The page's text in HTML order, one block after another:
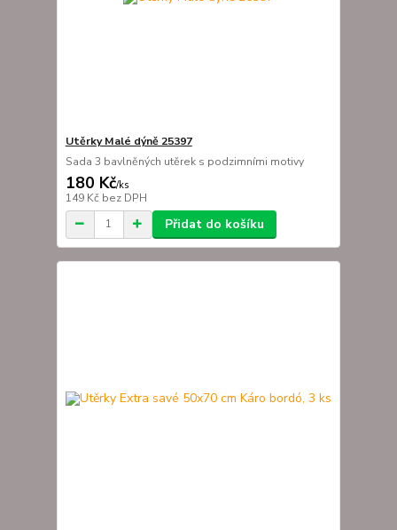
Utěrky Malé dýně 25397
Sada 3 bavlněných utěrek s podzimními motivy
180 Kč/ks
149 Kč bez DPH
Přidat do košíku